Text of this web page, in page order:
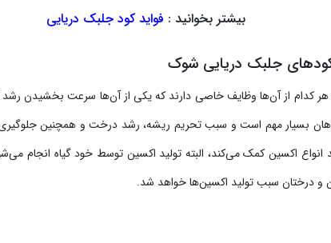
بیشتر بخوانید : فواید کود جلبک دریایی
جلبک دریایی شوک
کدام از آن‌ها وظایف خاصی دارند که یکی از آن‌ها سرعت بخشیدن رشد
بسیار مهم است و سبب تحریم ریشه، رشد درخت و همچنین
انواع اکسین کمک می‌کند، البته تولید اکسین توسط خود گیاه انجام
و درختان سبب تولید اکسین‌ها خواهد شد.